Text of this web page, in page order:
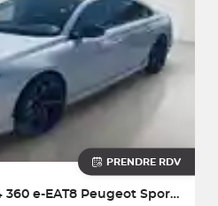
PRENDRE RDV
508 Hybrid4 360 e-EAT8 Peugeot Sport Engineered